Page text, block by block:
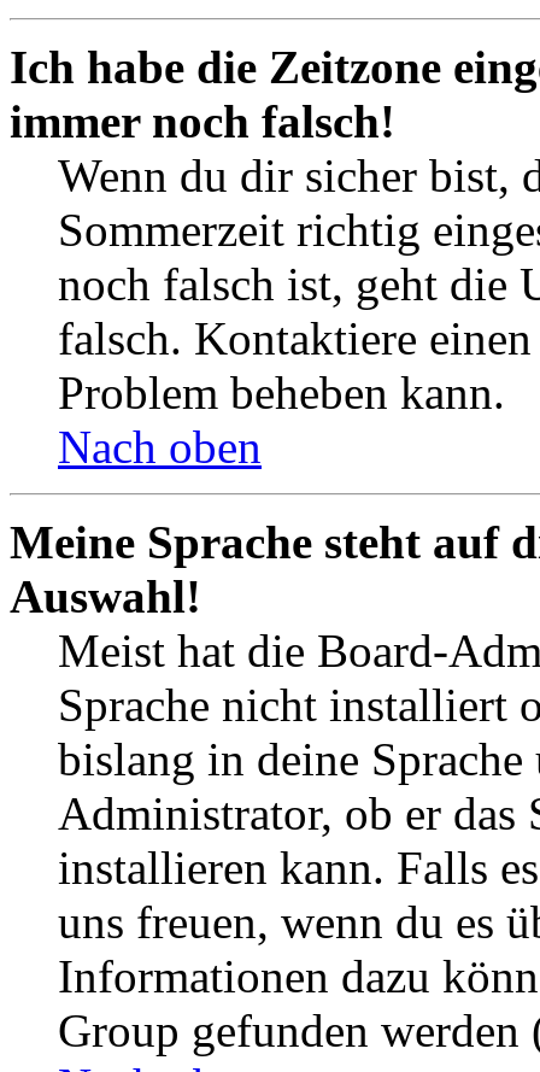
Ich habe die Zeitzone
immer noch falsch!
Wenn du dir sicher bist,
Sommerzeit richtig
noch falsch ist, geht die
falsch. Kontaktiere
Problem beheben kann.
Nach oben
Meine Sprache steht auf
Auswahl!
Meist hat die Board-
Sprache nicht installiert
bislang in deine
Administrator, ob er das
installieren kann. Falls
uns freuen, wenn du es
Informationen dazu
Group gefunden